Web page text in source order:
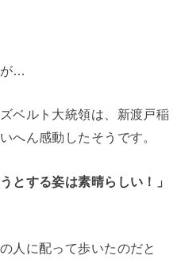
が…
ベルト大統領は、新渡戸稲
へん感動したそうです。
とする姿は素晴らしい！」
人に配って歩いたのだと